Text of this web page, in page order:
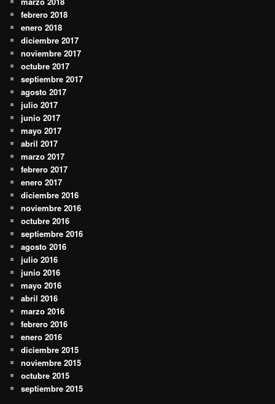
febrero 2018
enero 2018
diciembre 2017
noviembre 2017
octubre 2017
septiembre 2017
agosto 2017
julio 2017
junio 2017
mayo 2017
abril 2017
marzo 2017
febrero 2017
enero 2017
diciembre 2016
noviembre 2016
octubre 2016
septiembre 2016
agosto 2016
julio 2016
junio 2016
mayo 2016
abril 2016
marzo 2016
febrero 2016
enero 2016
diciembre 2015
noviembre 2015
octubre 2015
septiembre 2015